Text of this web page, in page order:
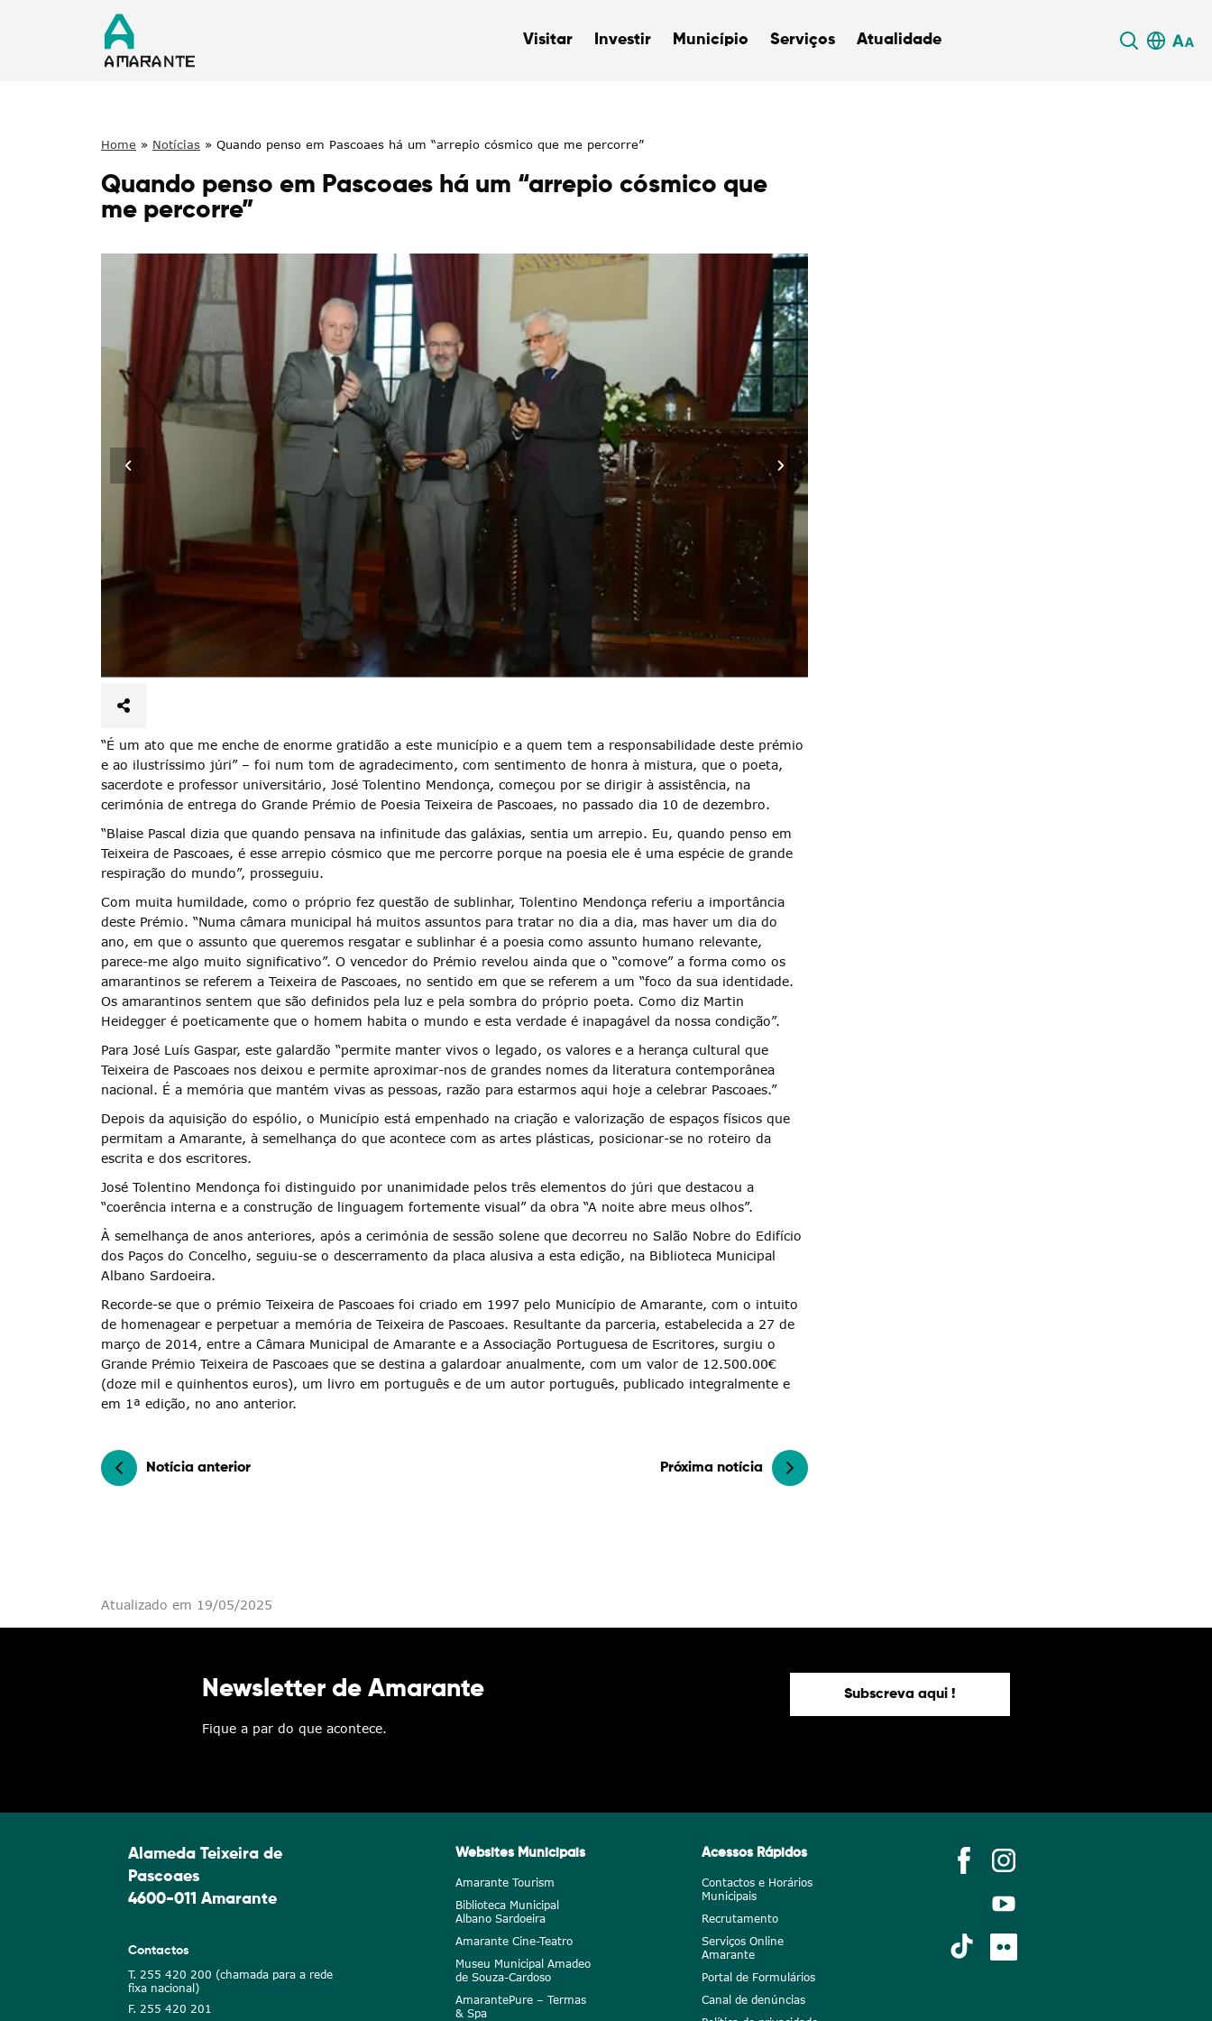
Visitar Investir Município Serviços Atualidade
Termo de Pesquisa
Categorias gerais
Filtros
Home » Notícias » Quando penso em Pascoaes há um “arrepio cósmico que me percorre”
Quando penso em Pascoaes há um “arrepio cósmico que
me percorre”
“É um ato que me enche de enorme gratidão a este município e a quem tem a responsabilidade deste prémio
e ao ilustríssimo júri” – foi num tom de agradecimento, com sentimento de honra à mistura, que o poeta,
sacerdote e professor universitário, José Tolentino Mendonça, começou por se dirigir à assistência, na
cerimónia de entrega do Grande Prémio de Poesia Teixeira de Pascoaes, no passado dia 10 de dezembro.
“Blaise Pascal dizia que quando pensava na infinitude das galáxias, sentia um arrepio. Eu, quando penso em
Teixeira de Pascoaes, é esse arrepio cósmico que me percorre porque na poesia ele é uma espécie de grande
respiração do mundo”, prosseguiu.
Com muita humildade, como o próprio fez questão de sublinhar, Tolentino Mendonça referiu a importância
deste Prémio. “Numa câmara municipal há muitos assuntos para tratar no dia a dia, mas haver um dia do
ano, em que o assunto que queremos resgatar e sublinhar é a poesia como assunto humano relevante,
parece-me algo muito significativo”. O vencedor do Prémio revelou ainda que o “comove” a forma como os
amarantinos se referem a Teixeira de Pascoaes, no sentido em que se referem a um “foco da sua identidade.
Os amarantinos sentem que são definidos pela luz e pela sombra do próprio poeta. Como diz Martin
Heidegger é poeticamente que o homem habita o mundo e esta verdade é inapagável da nossa condição”.
Para José Luís Gaspar, este galardão “permite manter vivos o legado, os valores e a herança cultural que
Teixeira de Pascoaes nos deixou e permite aproximar-nos de grandes nomes da literatura contemporânea
nacional. É a memória que mantém vivas as pessoas, razão para estarmos aqui hoje a celebrar Pascoaes.”
Depois da aquisição do espólio, o Município está empenhado na criação e valorização de espaços físicos que
permitam a Amarante, à semelhança do que acontece com as artes plásticas, posicionar-se no roteiro da
escrita e dos escritores.
José Tolentino Mendonça foi distinguido por unanimidade pelos três elementos do júri que destacou a
“coerência interna e a construção de linguagem fortemente visual” da obra “A noite abre meus olhos”.
À semelhança de anos anteriores, após a cerimónia de sessão solene que decorreu no Salão Nobre do Edifício
dos Paços do Concelho, seguiu-se o descerramento da placa alusiva a esta edição, na Biblioteca Municipal
Albano Sardoeira.
Recorde-se que o prémio Teixeira de Pascoaes foi criado em 1997 pelo Município de Amarante, com o intuito
de homenagear e perpetuar a memória de Teixeira de Pascoaes. Resultante da parceria, estabelecida a 27 de
março de 2014, entre a Câmara Municipal de Amarante e a Associação Portuguesa de Escritores, surgiu o
Grande Prémio Teixeira de Pascoaes que se destina a galardoar anualmente, com um valor de 12.500.00€
(doze mil e quinhentos euros), um livro em português e de um autor português, publicado integralmente e
em 1ª edição, no ano anterior.
Notícia anterior Próxima notícia
Atualizado em 19/05/2025
Newsletter de Amarante
Fique a par do que acontece.
Subscreva aqui !
Alameda Teixeira de
Pascoaes
4600-011 Amarante
Contactos
T. 255 420 200 (chamada para a rede
fixa nacional)
F. 255 420 201
Websites Municipais
Amarante Tourism
Biblioteca Municipal
Albano Sardoeira
Amarante Cine-Teatro
Museu Municipal Amadeo
de Souza-Cardoso
AmarantePure – Termas
& Spa
Acessos Rápidos
Contactos e Horários
Municipais
Recrutamento
Serviços Online
Amarante
Portal de Formulários
Canal de denúncias